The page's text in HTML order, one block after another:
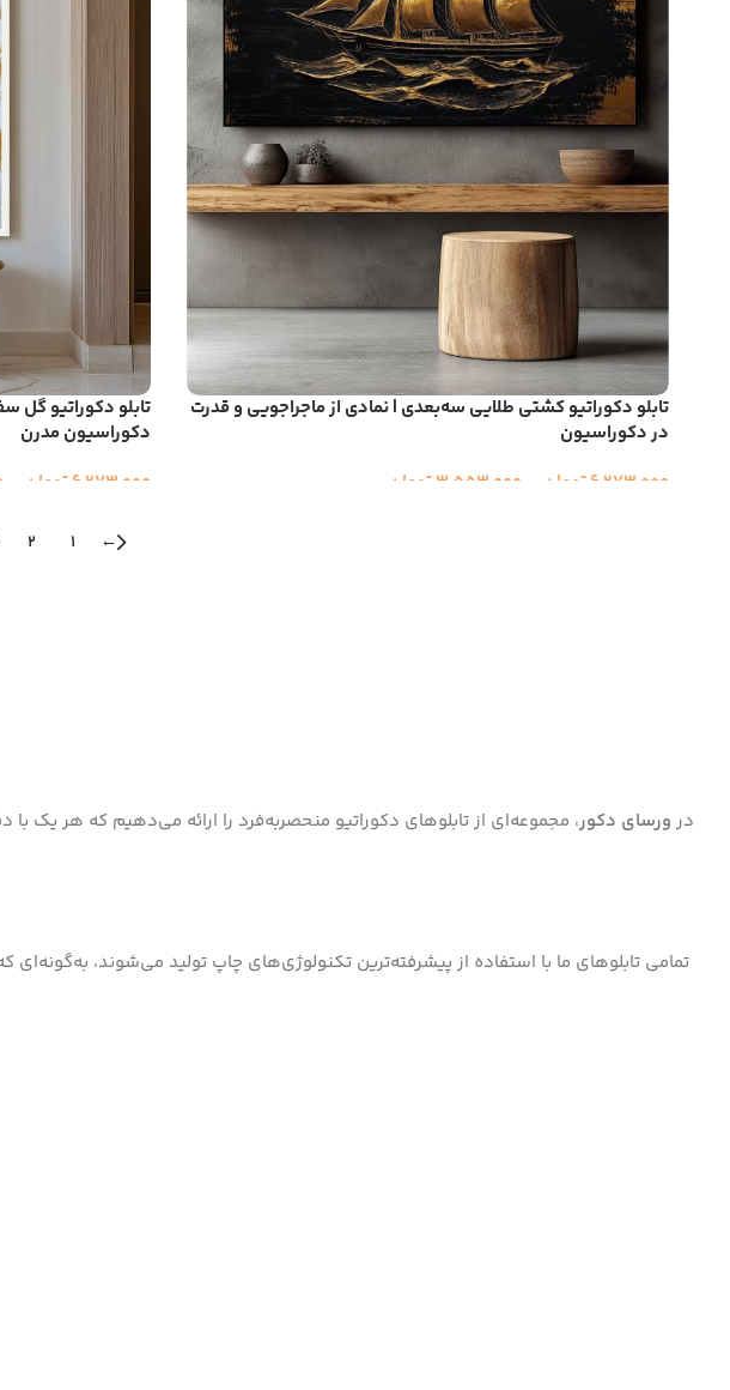
تابلو دکوراتیو کشتی طلایی سه‌بعدی | نمادی از ماجراجویی و قدرت
در دکوراسیون
6,273,000تومان 3,553,000تومان
تابلو دکوراتیو گل
دکوراسیون مدرن
6,273,000تومان
←
1
2
در ورسای دکور، مجموعه‌ای از تابلوهای دکوراتیو منحصر‌به‌فرد را ارائه می‌دهیم که هر یک
تمامی تابلوهای ما با استفاده از پیشرفته‌ترین تکنولوژی‌های چاپ تولید می‌شوند،